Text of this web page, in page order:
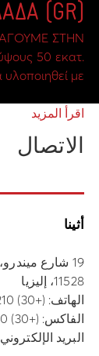
(GR) ΠΑΡΑΓΟΥΜΕ ΣΤΗΝ ΕΛΛΑΔΑ
ΣΤΗΝ
50 εκατ.
με…
اقرأ المزيد
الاتصال
أثينا
19 شارع ميندرو،
11528، إليزيا
الهاتف: (+30) 210 7250800
الفاكس: (+30) 210 7250812
البريد